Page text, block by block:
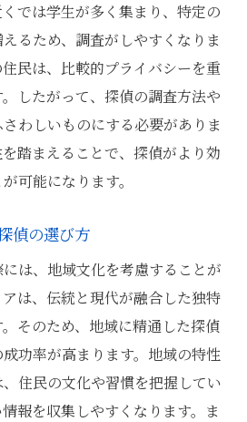
では学生が多く集まり、特定の
るため、調査がしやすくなりま
民は、比較的プライバシーを重
したがって、探偵の調査方法や
わしいものにする必要がありま
踏まえることで、探偵がより効
可能になります。
偵の選び方
は、地域文化を考慮することが
は、伝統と現代が融合した独特
そのため、地域に精通した探偵
功率が高まります。地域の特性
住民の文化や習慣を把握してい
報を収集しやすくなります。ま